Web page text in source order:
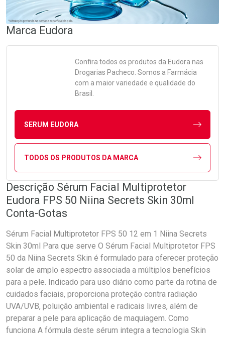
Marca Eudora
Confira todos os produtos da Eudora nas
Drogarias Pacheco. Somos a Farmácia
com a maior variedade e qualidade do
Brasil.
SERUM EUDORA
TODOS OS PRODUTOS DA MARCA
Descrição Sérum Facial Multiprotetor
Eudora FPS 50 Niina Secrets Skin 30ml
Conta-Gotas
Sérum Facial Multiprotetor FPS 50 12 em 1 Niina Secrets
Skin 30ml Para que serve O Sérum Facial Multiprotetor FPS
50 da Niina Secrets Skin é formulado para oferecer proteção
solar de amplo espectro associada a múltiplos benefícios
para a pele. Indicado para uso diário como parte da rotina de
cuidados faciais, proporciona proteção contra radiação
UVA/UVB, poluição ambiental e radicais livres, além de
preparar a pele para aplicação de maquiagem. Como
funciona A fórmula deste sérum integra a tecnologia Skin